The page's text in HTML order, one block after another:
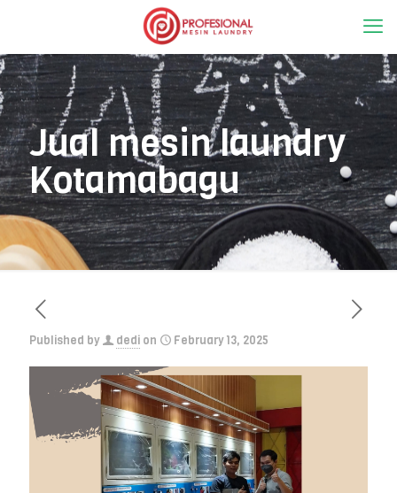
Jual mesin laundry
Kotamabagu
Published by dedi on February 13, 2025